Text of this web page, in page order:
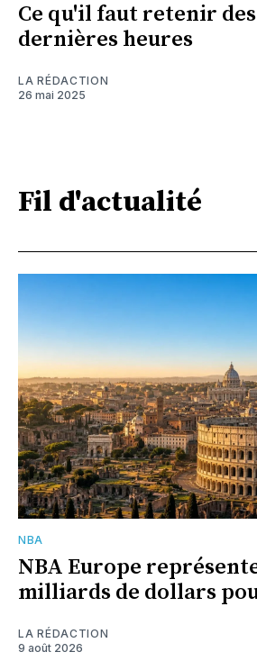
Ce qu'il faut retenir des
dernières heures
LA RÉDACTION
26 mai 2025
Fil d'actualité
NBA
NBA Europe
milliards de dollars
LA RÉDACTION
9 août 2026